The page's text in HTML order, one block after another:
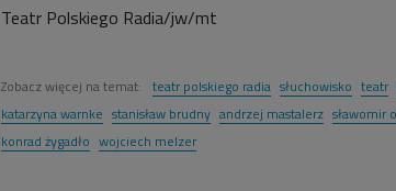
Teatr Polskiego Radia/jw/mt
Zobacz więcej na temat: teatr polskiego radia słuchowisko teatr
katarzyna warnke stanisław brudny andrzej mastalerz sławomir
konrad żygadło wojciech melzer